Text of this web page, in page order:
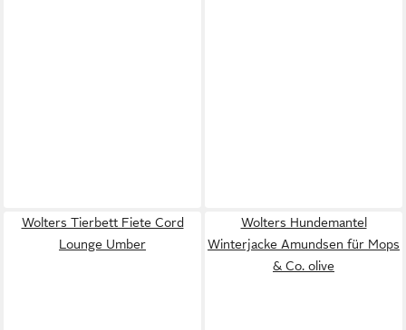
Wolters Tierbett Fiete Cord
Lounge Umber
Wolters Hundemantel
Winterjacke Amundsen für Mops
& Co. olive